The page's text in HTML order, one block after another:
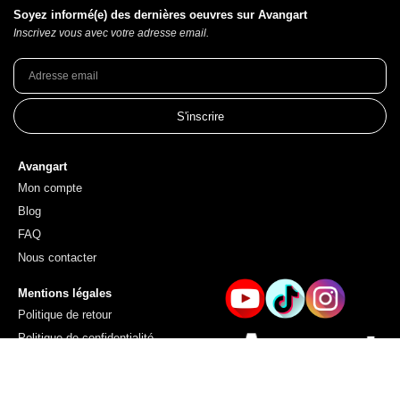
Avangart
Mon compte
Blog
FAQ
Nous contacter
Soyez informé(e) des dernières oeuvres sur Avangart
Inscrivez vous avec votre adresse email.
S'inscrire
Mentions légales
Politique de retour
Politique de confidentialité